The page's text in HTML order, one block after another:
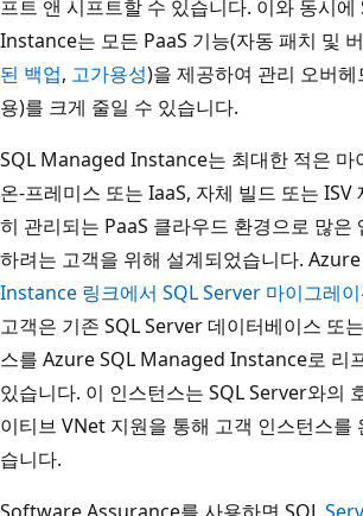
프트 앤 시프트할 수 있습니다. 이와 동시
Instance는 모든 PaaS 기능(자동 패치 및
된 백업, 고가용성)을 제공하여 관리 오버헤
용)를 크게 줄일 수 있습니다.
SQL Managed Instance는 최대한 적은 마
온-프레미스 또는 IaaS, 자체 빌드 또는 ISV
히 관리되는 PaaS 클라우드 환경으로 많은
하려는 고객을 위해 설계되었습니다.
Instance 링크에서 SQL Server 마이그레
고객은 기존 SQL Server 데이터베이스 또
스를 Azure SQL Managed Instance로 리
있습니다. 이 인스턴스는 SQL Server와의
이티브 VNet 지원을 통해 고객 인스턴스를
습니다.
Software Assurance를 사용하면 SQL